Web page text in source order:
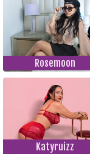
Rosemoon
Katyruizz